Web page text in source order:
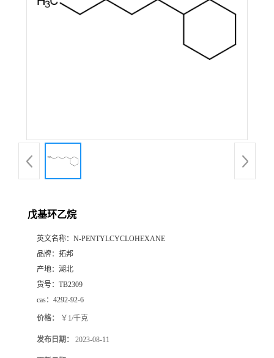
戊基环乙烷
英文名称： N-PENTYLCYCLOHEXANE
品牌： 拓邦
产地： 湖北
货号： TB2309
cas： 4292-92-6
价格： ￥1/千克
发布日期： 2023-08-11